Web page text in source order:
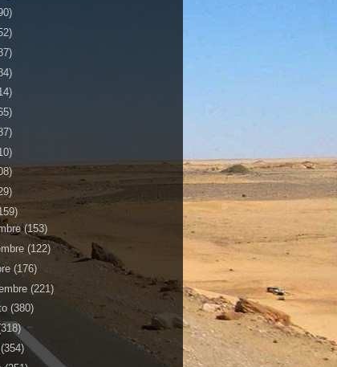
(153)
(122)
(176)
(221)
(380)
(354)